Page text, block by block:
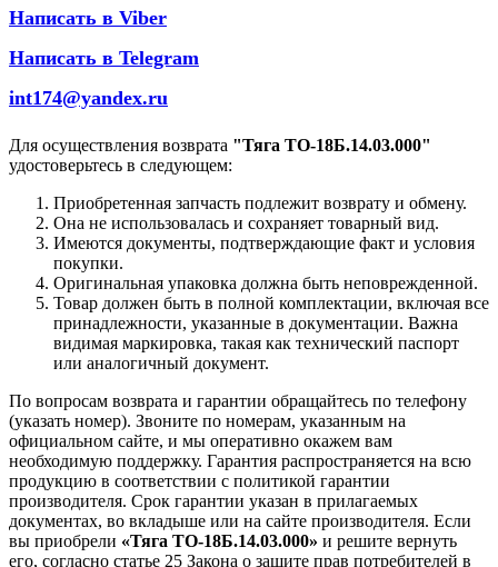
Написать в Viber
Написать в Telegram
int174@yandex.ru
Для осуществления возврата "Тяга ТО-18Б.14.03.000"
удостоверьтесь в следующем:
Приобретенная запчасть подлежит возврату и обмену.
Она не использовалась и сохраняет товарный вид.
Имеются документы, подтверждающие факт и условия
покупки.
Оригинальная упаковка должна быть неповрежденной.
Товар должен быть в полной комплектации, включая все
принадлежности, указанные в документации. Важна
видимая маркировка, такая как технический паспорт
или аналогичный документ.
По вопросам возврата и гарантии обращайтесь по телефону
(указать номер). Звоните по номерам, указанным на
официальном сайте, и мы оперативно окажем вам
необходимую поддержку. Гарантия распространяется на всю
продукцию в соответствии с политикой гарантии
производителя. Срок гарантии указан в прилагаемых
документах, во вкладыше или на сайте производителя. Если
вы приобрели «Тяга ТО-18Б.14.03.000» и решите вернуть
его, согласно статье 25 Закона о защите прав потребителей в